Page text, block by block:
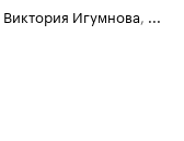
Виктория Игумнова, ...